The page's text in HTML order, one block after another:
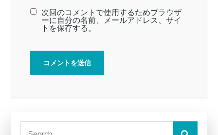
次回のコメントで使用するためブラウザ
ーに自分の名前、メールアドレス、サイ
トを保存する。